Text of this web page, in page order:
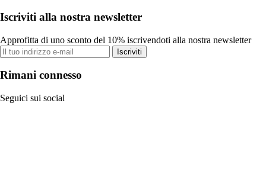
Iscriviti alla nostra newsletter
Approfitta di uno sconto del 10% iscrivendoti alla nostra newsletter
Iscriviti
Rimani connesso
Seguici sui social